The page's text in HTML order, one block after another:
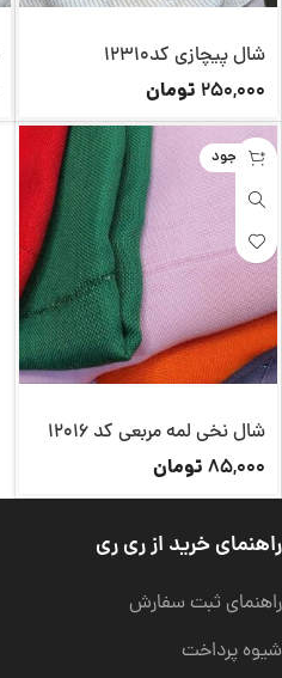
شال پیچازی کد12310
250,000 تومان
ناموجود
شال نخی لمه مربعی کد 12016
85,000 تومان
راهنمای خرید از ری ری
راهنمای ثبت سفارش
شیوه پرداخت